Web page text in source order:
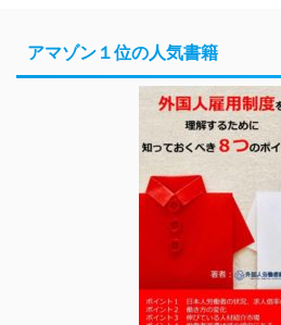
アマゾン１位の人気書籍